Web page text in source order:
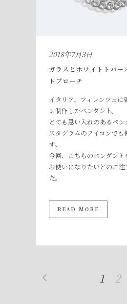
2018年7月3日
ガラスとホワイトトパー
トブローチ
イタリア、フィレンツェに
ン制作したペンダント。
とても思い入れのあるペ
スタグラムのアイコンでも
す。
今回、こちらのペンダント
お使いになりたいとのご
た。
READ MORE
1 2